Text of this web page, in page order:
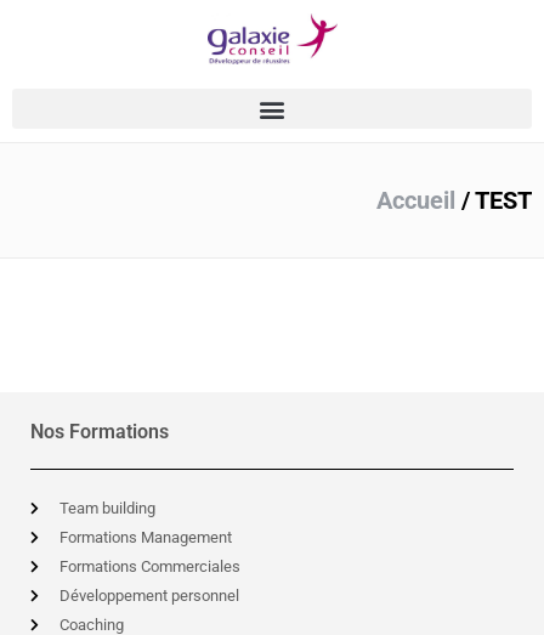
Accueil /TEST
Nos Formations
Team building
Formations Management
Formations Commerciales
Développement personnel
Coaching